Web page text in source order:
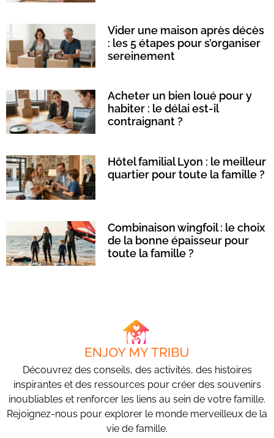
Vider une maison après décès
: les 5 étapes pour s’organiser
sereinement
Acheter un bien loué pour y
habiter : le délai est-il
contraignant ?
Hôtel familial Lyon : le meilleur
quartier pour toute la famille ?
Combinaison wingfoil : le choix
de la bonne épaisseur pour
toute la famille ?
Découvrez des conseils, des activités, des histoires
inspirantes et des ressources pour créer des souvenirs
inoubliables et renforcer les liens au sein de votre famille.
Rejoignez-nous pour explorer le monde merveilleux de la
vie de famille.